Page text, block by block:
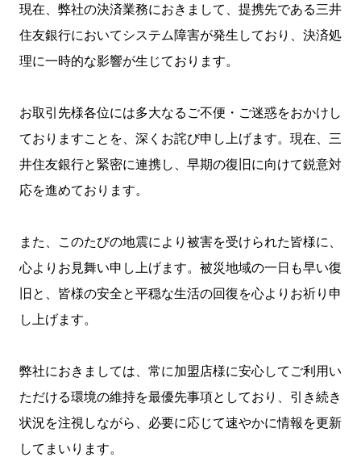
現在、弊社の決済業務におきまして、提携先である三井
住友銀行においてシステム障害が発生しており、決済処
理に一時的な影響が生じております。
お取引先様各位には多大なるご不便・ご迷惑をおかけし
ておりますことを、深くお詫び申し上げます。現在、三
井住友銀行と緊密に連携し、早期の復旧に向けて鋭意対
応を進めております。
また、このたびの地震により被害を受けられた皆様に、
心よりお見舞い申し上げます。被災地域の一日も早い復
旧と、皆様の安全と平穏な生活の回復を心よりお祈り申
し上げます。
弊社におきましては、常に加盟店様に安心してご利用い
ただける環境の維持を最優先事項としており、引き続き
状況を注視しながら、必要に応じて速やかに情報を更新
してまいります。